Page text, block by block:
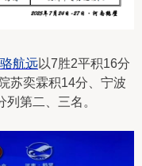
骆航远以7胜2平积16分
苏奕霖积14分、宁波
第二、三名。